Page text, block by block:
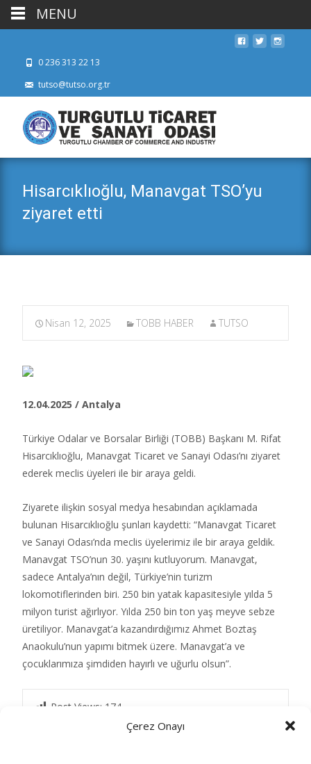
Çerez Onayı
0 236 313 22 13
tutso@tutso.org.tr
Hisarcıklıoğlu, Manavgat TSO’yu
ziyaret etti
Nisan 12, 2025 TOBB HABER TUTSO
12.04.2025 / Antalya
Türkiye Odalar ve Borsalar Birliği (TOBB) Başkanı M. Rifat
Hisarcıklıoğlu, Manavgat Ticaret ve Sanayi Odası’nı ziyaret
ederek meclis üyeleri ile bir araya geldi.​
Ziyarete ilişkin sosyal medya hesabından açıklamada
bulunan Hisarcıklıoğlu şunları kaydetti: “Manavgat Ticaret
ve Sanayi Odası’nda meclis üyelerimiz ile bir araya geldik.
Manavgat TSO’nun 30. yaşını kutluyorum. Manavgat,
sadece Antalya’nın değil, Türkiye’nin turizm
lokomotiflerinden biri. 250 bin yatak kapasitesiyle yılda 5
milyon turist ağırlıyor. Yılda 250 bin ton yaş meyve sebze
üretiliyor. Manavgat’a kazandırdığımız Ahmet Boztaş
Anaokulu’nun yapımı bitmek üzere. Manavgat’a ve
çocuklarımıza şimdiden hayırlı ve uğurlu olsun”.
Post Views: 174
MENU